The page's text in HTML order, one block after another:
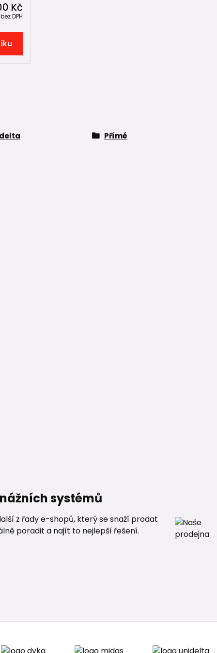
Kč
bez DPH
Přímé
systémů
z řady e-shopů, který se snaží prodat
poradit a najít to nejlepší řešení.